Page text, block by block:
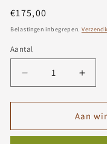
Normale
prijs
€175,00
Belastingen inbegrepen.
Aantal
Aantal
verlagen
voor
Skincare
Aantal
voor
Daily
Aan